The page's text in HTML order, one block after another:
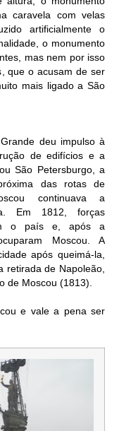
caravela com velas
artificialmente o
o monumento
mas nem por isso
que o acusam de ser
mais ligado a São
deu impulso à
de edifícios e a
São Petersburgo, a
das rotas de
continuava a
Em 1812, forças
o país e, após a
Moscou. A
após queimá-la,
retirada de Napoleão,
de Moscou (1813).
e vale a pena ser